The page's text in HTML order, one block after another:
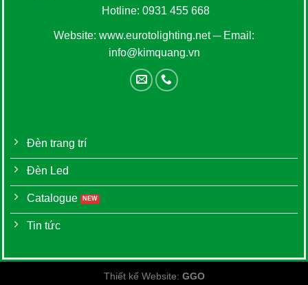
Hotline: 0931 455 668
Website: www.eurotolighting.net─ Email:
info@kimquang.vn
Đèn trang trí
Đèn Led
Catalogue
Tin tức
Thiết kế Website: GGO